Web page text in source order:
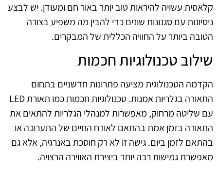
קלאסית עשויה להיראות טוב יותר באור חם ומעודן. יש לבצע
ניסיונות עם סגנונות שונים כדי להבין מה משפיע בצורה
הטובה ביותר על החוויה הכללית של המבקרים.
שילוב טכנולוגיות חכמות
הקדמה הטכנולוגית מציעה פתרונות חדשניים בתחום
התאורה בגלריות אמנות. טכנולוגיות חכמות כמו תאורת LED
עם שליטה מרחוק, מאפשרות למנהלי הגלריות להתאים את
התאורה בזמן אמת בהתאם לאורח החיים של התערוכה או
בהתאם לזמן ביום. גישה זו לא רק חוסכת באנרגיה, אלא גם
מאפשרת גמישות רבה יותר ביצירת האווירה הרצויה.